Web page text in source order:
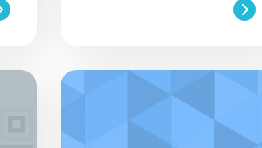
aa